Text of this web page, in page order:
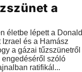
a
életbe lépett a Donald
és a Hamász
a gázai tűzszünetről
szóló
ratifikál...